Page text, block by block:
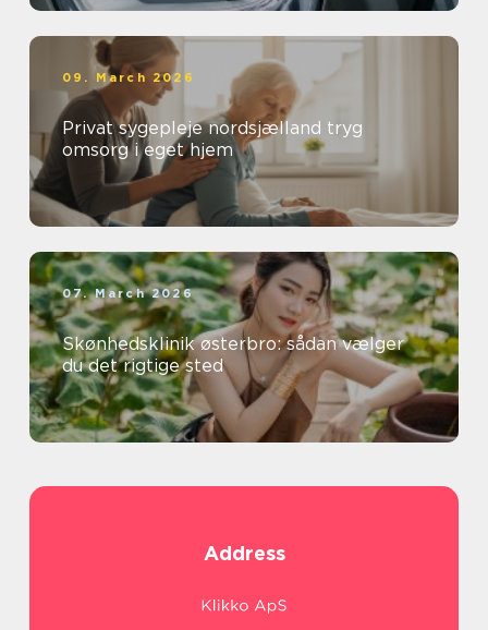
09. March 2026
Privat sygepleje nordsjælland tryg
omsorg i eget hjem
07. March 2026
Skønhedsklinik østerbro: sådan vælger
du det rigtige sted
Address